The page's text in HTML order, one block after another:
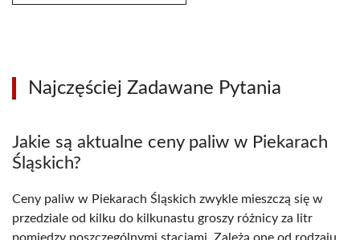
Najczęściej Zadawane Pytania
Jakie są aktualne ceny paliw w Piekarach
Śląskich?
Ceny paliw w Piekarach Śląskich zwykle mieszczą się w
przedziale od kilku do kilkunastu groszy różnicy za litr